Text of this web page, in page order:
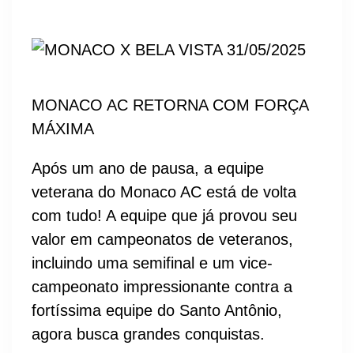
MONACO AC RETORNA COM FORÇA
MÁXIMA
Após um ano de pausa, a equipe
veterana do Monaco AC está de volta
com tudo! A equipe que já provou seu
valor em campeonatos de veteranos,
incluindo uma semifinal e um vice-
campeonato impressionante contra a
fortíssima equipe do Santo Antônio,
agora busca grandes conquistas.